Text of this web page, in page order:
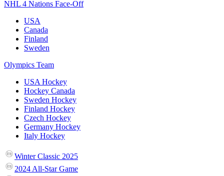
NHL 4 Nations Face-Off
USA
Canada
Finland
Sweden
Olympics Team
USA Hockey
Hockey Canada
Sweden Hockey
Finland Hockey
Czech Hockey
Germany Hockey
Italy Hockey
Winter Classic 2025
2024 All-Star Game